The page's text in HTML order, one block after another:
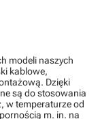
modeli naszych
kablowe,
Dzięki
są do stosowania
w temperaturze od
m. in. na